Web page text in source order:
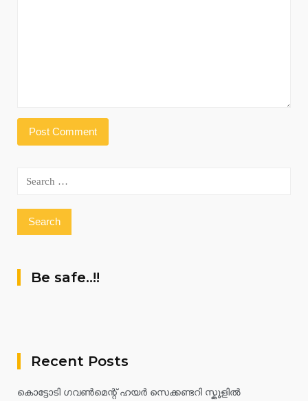
Search
Be safe..!!
Recent Posts
കൊട്ടോടി ഗവൺമെന്റ് ഹയർ സെക്കണ്ടറി സ്കൂളിൽ